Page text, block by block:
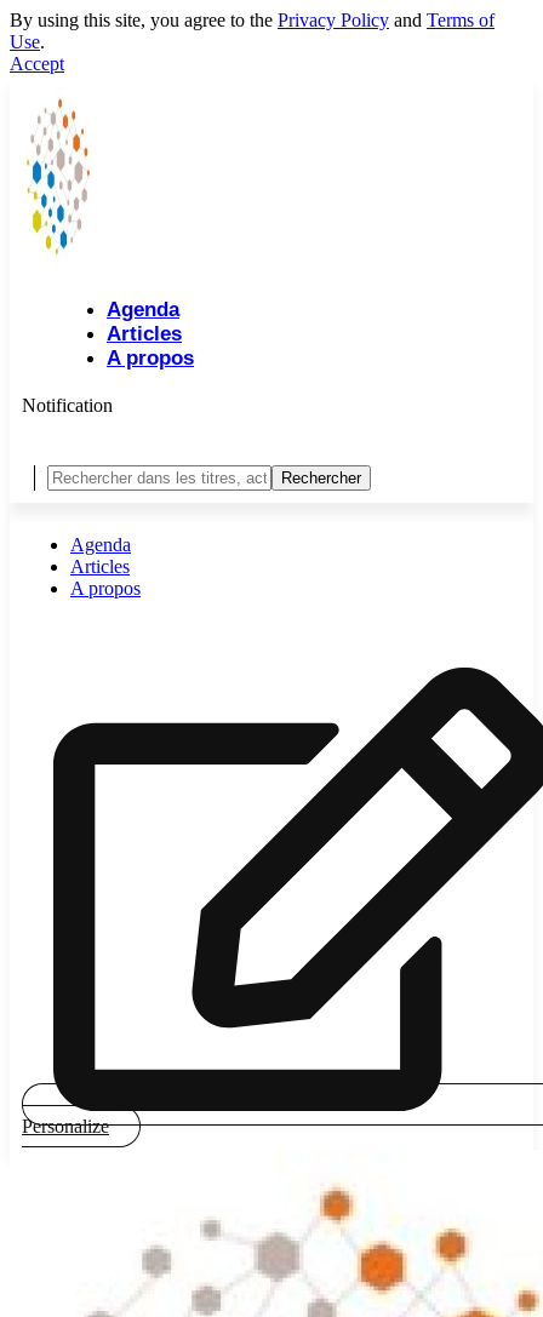
By using this site, you agree to the Privacy Policy and Terms of
Use.
Accept
Agenda
Articles
A propos
Notification
Agenda
Articles
A propos
Personalize